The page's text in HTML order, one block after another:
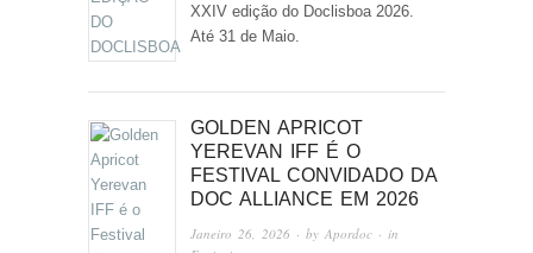
XXIV edição do Doclisboa 2026.
Até 31 de Maio.
GOLDEN APRICOT
YEREVAN IFF É O
FESTIVAL CONVIDADO DA
DOC ALLIANCE EM 2026
Janeiro 26, 2026 · byApordoc · in